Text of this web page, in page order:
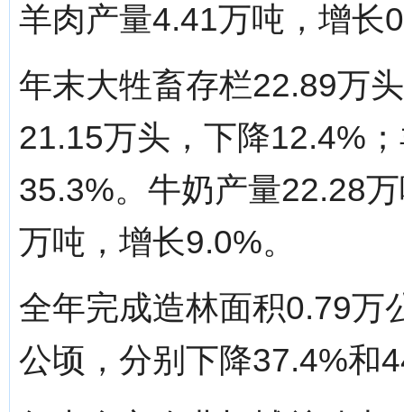
羊肉产量4.41万吨，增长
年末大牲畜存栏22.89万
21.15万头，下降12.4%
35.3%。牛奶产量22.28
万吨，增长9.0%。
全年完成造林面积0.79万
公顷，分别下降37.4%和